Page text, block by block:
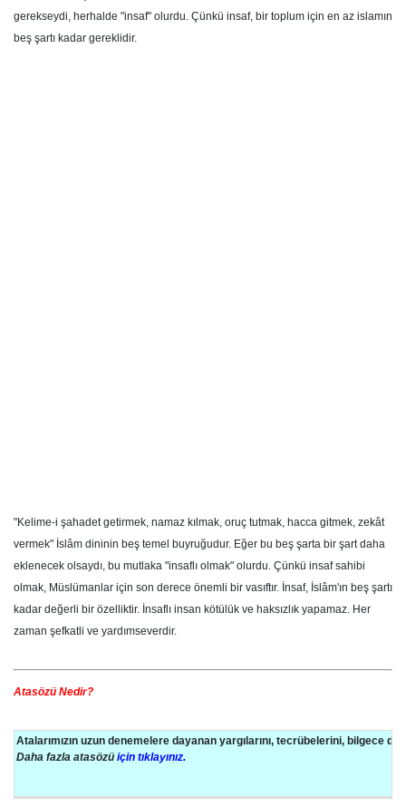
gerekseydi, herhalde "insaf" olurdu. Çünkü insaf, bir toplum için en az islamın
beş şartı kadar gereklidir.
"Kelime-i şahadet getirmek, namaz kılmak, oruç tutmak, hacca gitmek, zekât
vermek" İslâm dininin beş temel buyruğudur. Eğer bu beş şarta bir şart daha
eklenecek olsaydı, bu mutlaka "insaflı olmak" olurdu. Çünkü insaf sahibi
olmak, Müslümanlar için son derece önemli bir vasıftır. İnsaf, İslâm'ın beş şartı
kadar değerli bir özelliktir. İnsaflı insan kötülük ve haksızlık yapamaz. Her
zaman şefkatli ve yardımseverdir.
Atasözü Nedir?
Atalarımızın uzun denemelere dayanan yargılarını, tecrübelerini, bilgece
Daha fazla atasözü için tıklayınız.